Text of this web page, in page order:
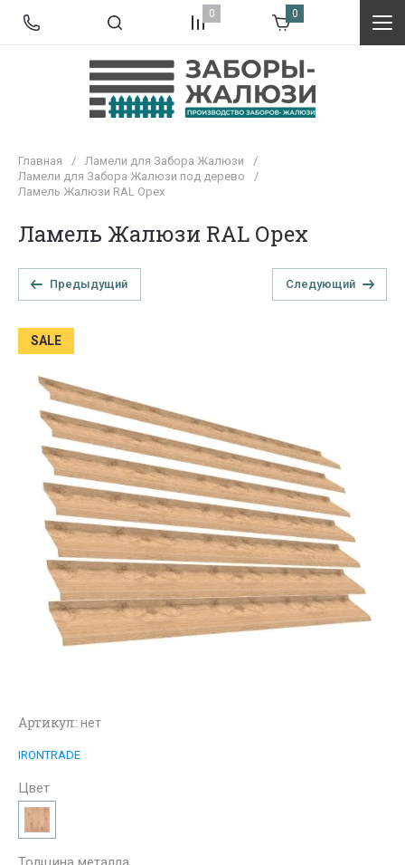
0 0
Главная / Ламели для Забора Жалюзи
/
Ламели для Забора Жалюзи под дерево
/
Ламель Жалюзи RAL Орех
Ламель Жалюзи RAL Орех
Предыдущий Следующий
SALE
Артикул: нет
IRONTRADE
Цвет